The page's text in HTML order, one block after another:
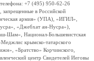
+7 (495) 950-62-26
запрещенные в Российской
армия» (УПА), «ИГИЛ»,
«Джебхат ан-Нусра»),
Шам», Национал-Большевистская
крымско-татарского
«Братство» Корчинского,
центр Свидетелей Иеговы